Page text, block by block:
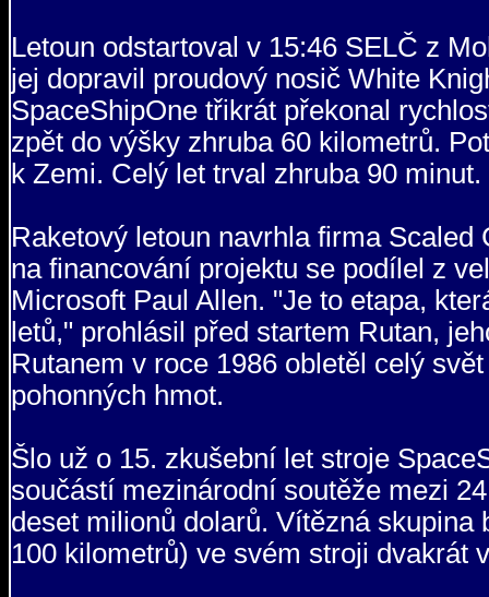
Letoun odstartoval v 15:46 SELČ z
jej dopravil proudový nosič White
SpaceShipOne třikrát překonal
zpět do výšky zhruba 60 kilometrů.
k Zemi. Celý let trval zhruba 90 minut.
Raketový letoun navrhla firma
na financování projektu se podílel z
Microsoft Paul Allen. "Je to etapa,
letů," prohlásil před startem Rutan,
Rutanem v roce 1986 obletěl celý
pohonných hmot.
Šlo už o 15. zkušební let stroje
součástí mezinárodní soutěže mezi
deset milionů dolarů. Vítězná
100 kilometrů) ve svém stroji dvakrát